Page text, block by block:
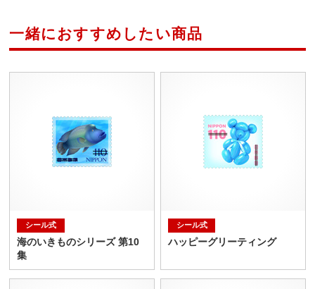
一緒におすすめしたい商品
シール式
海のいきものシリーズ 第10
集
シール式
ハッピーグリーティング